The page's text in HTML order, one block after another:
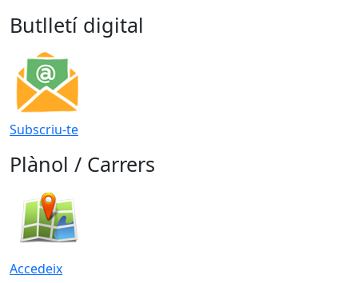
Butlletí digital
Subscriu-te
Plànol / Carrers
Accedeix